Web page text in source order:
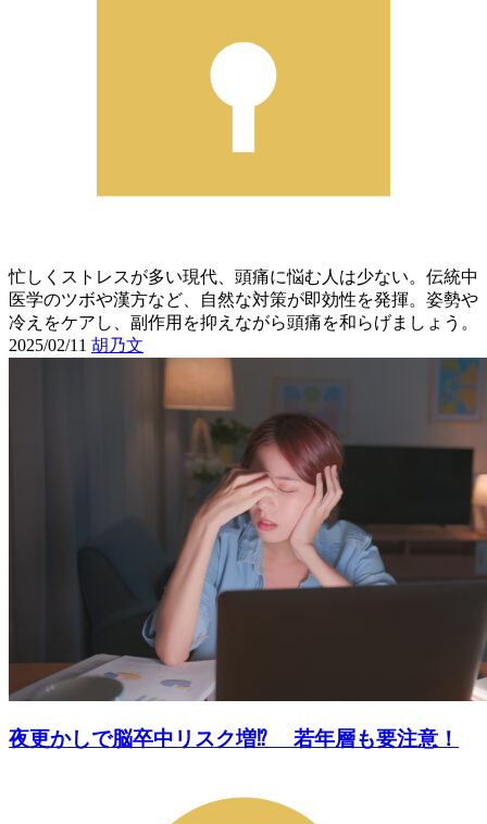
忙しくストレスが多い現代、頭痛に悩む人は少ない。伝統中
医学のツボや漢方など、自然な対策が即効性を発揮。姿勢や
冷えをケアし、副作用を抑えながら頭痛を和らげましょう。
2025/02/11 胡乃文
夜更かしで脳卒中リスク増⁉ 若年層も要注意！